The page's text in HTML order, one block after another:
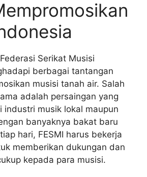
Serikat Musisi
berbagai tantangan
musisi tanah air. Salah
adalah persaingan yang
industri musik lokal maupun
banyaknya bakat baru
hari, FESMI harus bekerja
memberikan dukungan dan
kepada para musisi.